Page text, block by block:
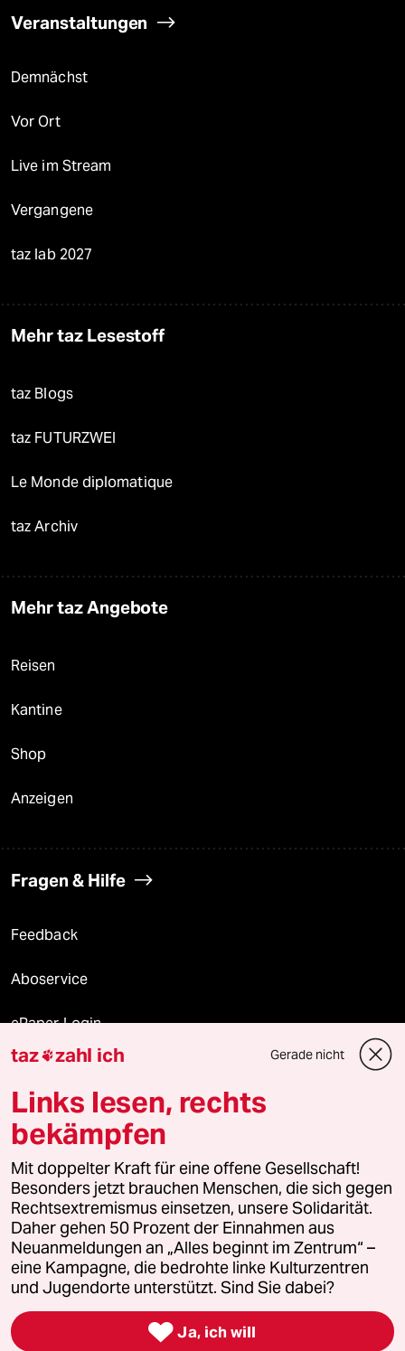
Veranstaltungen
Demnächst
Vor Ort
Live im Stream
Vergangene
taz lab 2027
Mehr taz Lesestoff
taz Blogs
taz FUTURZWEI
Le Monde diplomatique
taz Archiv
Mehr taz Angebote
Reisen
Kantine
Shop
Anzeigen
Fragen & Hilfe
Feedback
Aboservice
ePaper Login
Downloads für Abonnierende
© 2026 taz Verlags und Vertriebs GmbH
Alle Rechte vorbehalten. Bei rechtlichen Fragen oder für Genehmigungen
wenden Sie sich bitte an lizenzen@taz.de
Feedback Redaktionsstatut Kommune-Richtlinien
Leitlinie Informant Datenschutz Impressum AGB
Seitenwende Einwilligungen widerrufen (Ads)
taz zahl ich Gerade nicht
Links lesen, rechts
bekämpfen
Mit doppelter Kraft für eine offene Gesellschaft!
Besonders jetzt brauchen Menschen, die sich gegen
Rechtsextremismus einsetzen, unsere Solidarität.
Daher gehen 50 Prozent der Einnahmen aus
Neuanmeldungen an „Alles beginnt im Zentrum“ –
eine Kampagne, die bedrohte linke Kulturzentren
und Jugendorte unterstützt. Sind Sie dabei?
 Ja, ich will